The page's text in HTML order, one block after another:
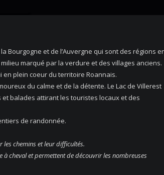
Bourgogne et de l’Auvergne qui sont des régions
marqué par la verdure et des villages anciens.
en plein coeur du territoire Roannais.
du calme et de la détente. Le Lac de Villerest
balades attirant les touristes locaux et des
de randonnée.
les chemins et leur difficultés.
à cheval et permettent de découvrir les nombreuses